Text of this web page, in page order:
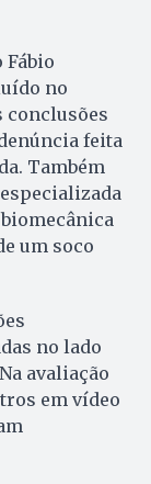
Fábio
no
conclusões
feita
Também
um soco
no lado
avaliação
em vídeo